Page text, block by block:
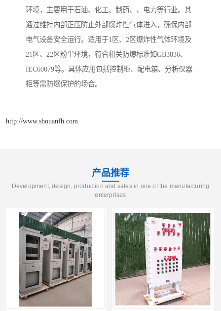
环境，主要用于石油、化工、制药、、电力等行业。其
通过维持内部正压防止外部爆炸性气体进入，确保内部
电气设备安全运行。适用于1区、2区爆炸性气体环境及
21区、22区粉尘环境，符合相关防爆标准如GB3836、
IEC60079等。具体应用包括控制柜、配电箱、分析仪器
柜等需防爆保护的场合。
http://www.shouanfb.com
产品推荐
Development, design, production and sales in one of the manufacturing
enterprises